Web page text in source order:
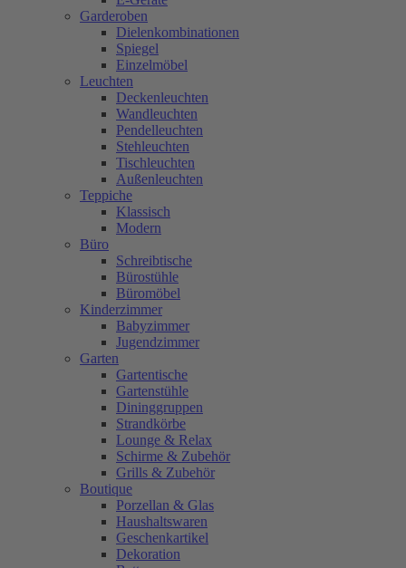
Garderoben
Dielenkombinationen
Spiegel
Einzelmöbel
Leuchten
Deckenleuchten
Wandleuchten
Pendelleuchten
Stehleuchten
Tischleuchten
Außenleuchten
Teppiche
Klassisch
Modern
Büro
Schreibtische
Bürostühle
Büromöbel
Kinderzimmer
Babyzimmer
Jugendzimmer
Garten
Gartentische
Gartenstühle
Dininggruppen
Strandkörbe
Lounge & Relax
Schirme & Zubehör
Grills & Zubehör
Boutique
Porzellan & Glas
Haushaltswaren
Geschenkartikel
Dekoration